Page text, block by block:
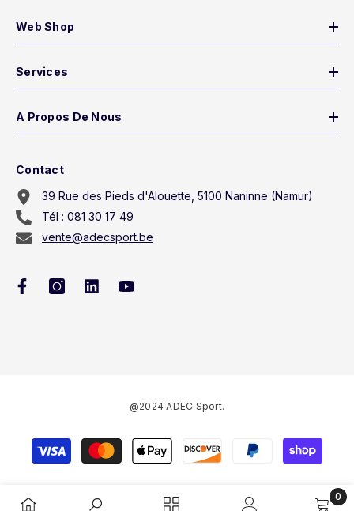
Web Shop
Services
A Propos De Nous
Contact
39 Rue des Pieds d'Alouette, 5100 Naninne (Namur)
Tél : 081 30 17 49
vente@adecsport.be
@2024 ADEC Sport.
Méthodes
0